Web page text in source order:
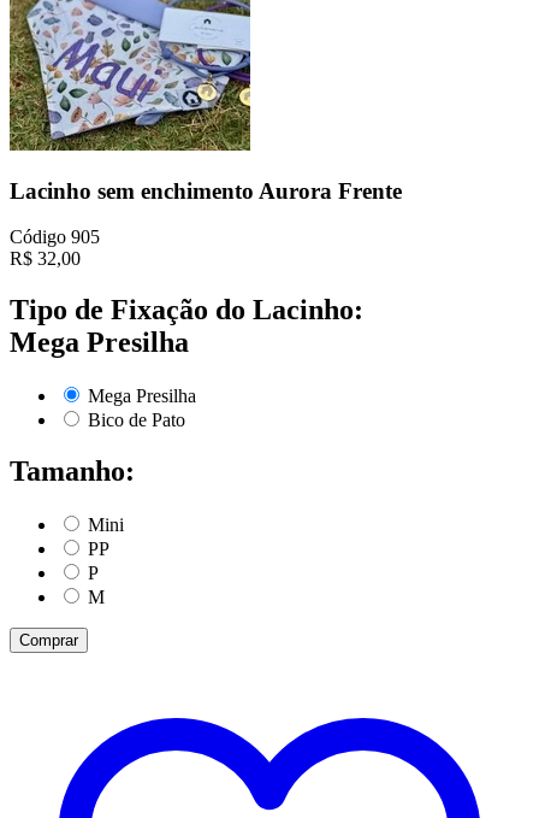
Lacinho sem enchimento Aurora Frente
Código 905
R$ 32,00
Tipo de Fixação do Lacinho:
Mega Presilha
Mega Presilha
Bico de Pato
Tamanho:
Mini
PP
P
M
Comprar